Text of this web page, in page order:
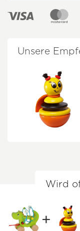
Unsere
Wird